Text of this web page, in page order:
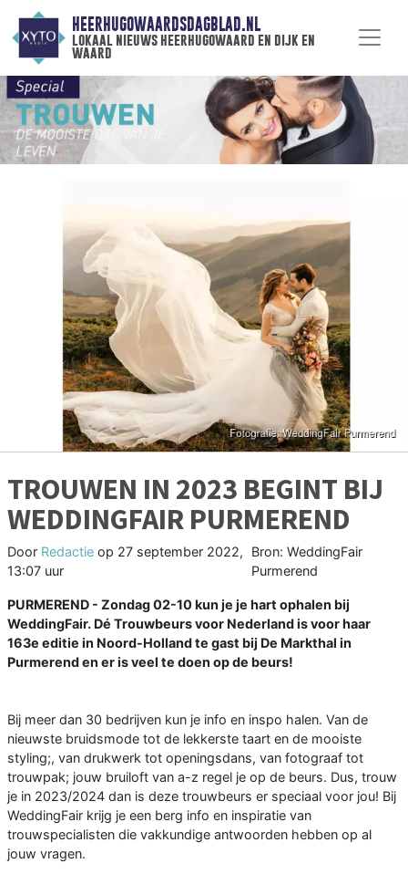
HEERHUGOWAARDSDAGBLAD.NL
lokaal nieuws heerhugowaard en dijk en
waard
TROUWEN IN 2023 BEGINT BIJ
WEDDINGFAIR PURMEREND
Door Redactie op 27 september 2022,
13:07 uur
Bron: WeddingFair
Purmerend
PURMEREND - Zondag 02-10 kun je je hart ophalen bij
WeddingFair. Dé Trouwbeurs voor Nederland is voor haar
163e editie in Noord-Holland te gast bij De Markthal in
Purmerend en er is veel te doen op de beurs!
Bij meer dan 30 bedrijven kun je info en inspo halen. Van de
nieuwste bruidsmode tot de lekkerste taart en de mooiste
styling;, van drukwerk tot openingsdans, van fotograaf tot
trouwpak; jouw bruiloft van a-z regel je op de beurs. Dus, trouw
je in 2023/2024 dan is deze trouwbeurs er speciaal voor jou! Bij
WeddingFair krijg je een berg info en inspiratie van
trouwspecialisten die vakkundige antwoorden hebben op al
jouw vragen.